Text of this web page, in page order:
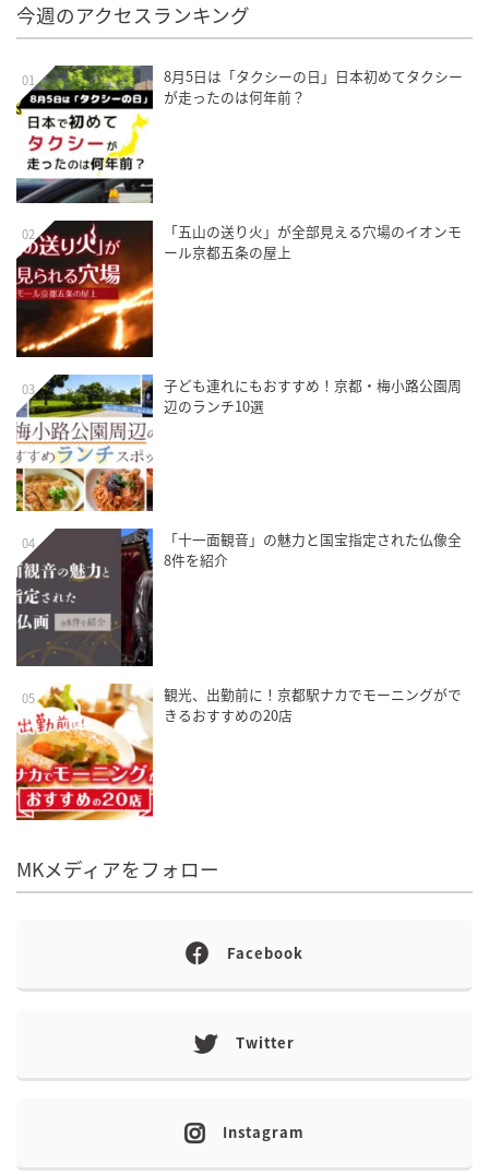
今週のアクセスランキング
01
8月5日は「タクシーの日」日本初めてタクシー
が走ったのは何年前？
02
「五山の送り火」が全部見える穴場のイオンモ
ール京都五条の屋上
03
子ども連れにもおすすめ！京都・梅小路公園周
辺のランチ10選
04
「十一面観音」の魅力と国宝指定された仏像全
8件を紹介
05
観光、出勤前に！京都駅ナカでモーニングがで
きるおすすめの20店
MKメディアをフォロー
Facebook
Twitter
Instagram